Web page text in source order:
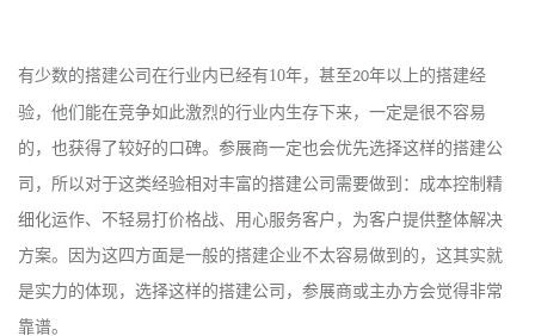
有少数的搭建公司在行业内已经有10年，甚至20年以上的搭建经
验，他们能在竞争如此激烈的行业内生存下来，一定是很不容易
的，也获得了较好的口碑。参展商一定也会优先选择这样的搭建公
司，所以对于这类经验相对丰富的搭建公司需要做到：成本控制精
细化运作、不轻易打价格战、用心服务客户，为客户提供整体解决
方案。因为这四方面是一般的搭建企业不太容易做到的，这其实就
是实力的体现，选择这样的搭建公司，参展商或主办方会觉得非常
靠谱。